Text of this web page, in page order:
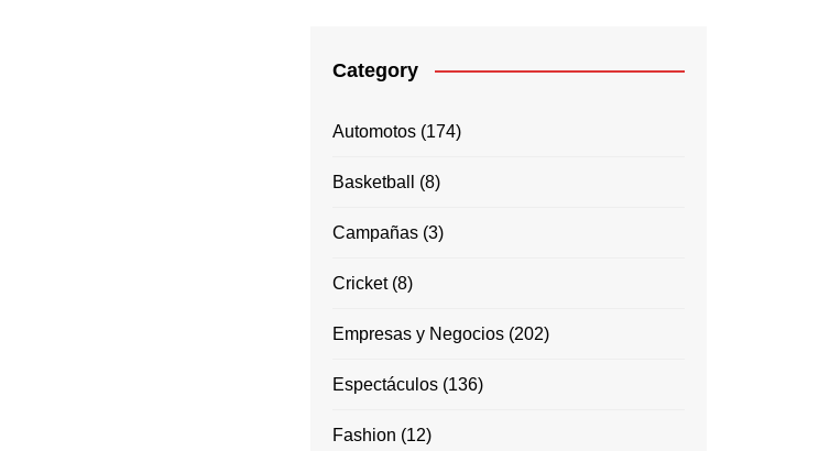
Category
Automotos (174)
Basketball (8)
Campañas (3)
Cricket(8)
Empresas y Negocios (202)
Espectáculos (136)
Fashion (12)